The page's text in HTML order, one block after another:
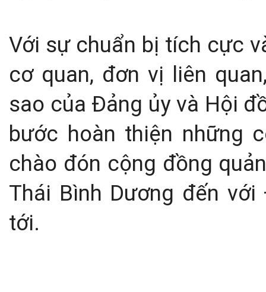
Với sự chuẩn bị tích cực
cơ quan, đơn vị liên
sao của Đảng ủy và Hội
bước hoàn thiện những
chào đón cộng đồng
Thái Bình Dương đến
tới.